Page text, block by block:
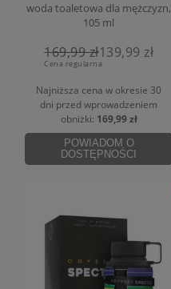
woda toaletowa dla mężczyzn,
105 ml
169,99 zł
Cena regularna
139,99 zł
Najniższa cena w okresie 30
dni przed wprowadzeniem
obniżki: 169,99 zł
POWIADOM O
DOSTĘPNOŚCI